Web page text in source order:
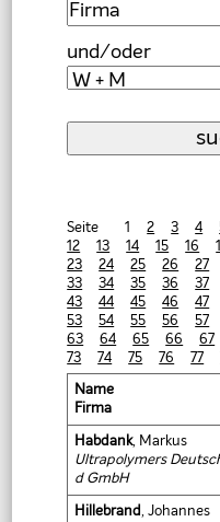
und/oder
Seite 12 3 4
12
13 14 15 16
23
24 25 26 27
33
34 35 36 37
43
44 45 46 47
53
54 55 56 57
63
64 65 66 67
73
74 75 76 77
Name
Firma
Habdank, Markus
Ultrapolymers
d GmbH
Hillebrand, Johannes